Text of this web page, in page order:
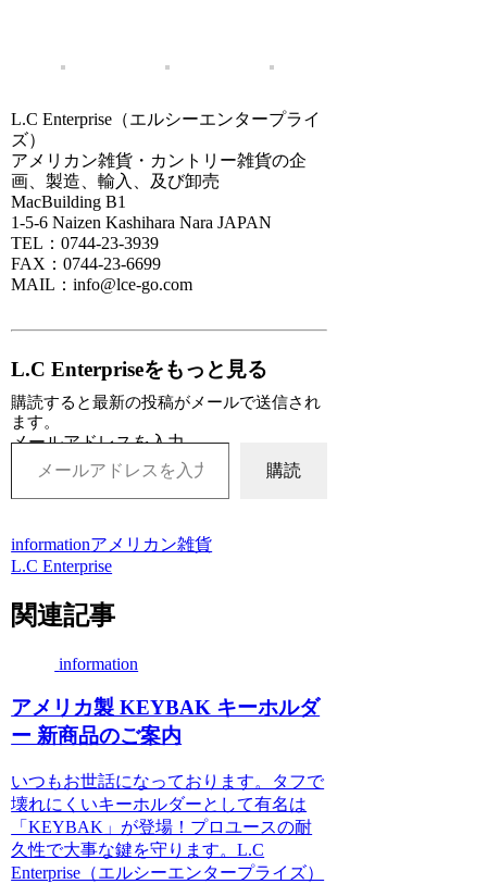
L.C Enterprise（エルシーエンタープライ
ズ）
アメリカン雑貨・カントリー雑貨の企
画、製造、輸入、及び卸売
MacBuilding B1
1-5-6 Naizen Kashihara Nara JAPAN
TEL：0744-23-3939
FAX：0744-23-6699
MAIL：info@lce-go.com
L.C Enterpriseをもっと見る
購読すると最新の投稿がメールで送信され
ます。
メールアドレスを入力...
購読
informationアメリカン雑貨
L.C Enterprise
関連記事
information
アメリカ製 KEYBAK キーホルダ
ー 新商品のご案内
いつもお世話になっております。タフで
壊れにくいキーホルダーとして有名は
「KEYBAK」が登場！プロユースの耐
久性で大事な鍵を守ります。L.C
Enterprise（エルシーエンタープライズ）